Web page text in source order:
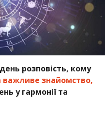
розповість, кому
важливе знайомство,
у гармонії та